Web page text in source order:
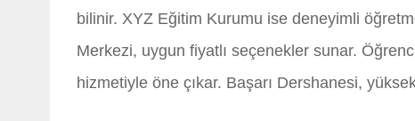
bilinir. XYZ Eğitim Kurumu ise deneyimli
Merkezi, uygun fiyatlı seçenekler sunar.
hizmetiyle öne çıkar. Başarı Dershanesi,